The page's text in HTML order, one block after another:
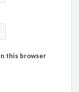
this browser